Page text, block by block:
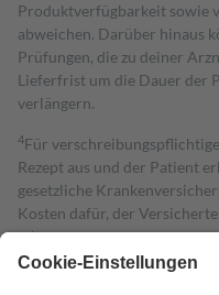
Produktverfügbarkeit sowie
abweichen. Darüber hinaus
Prüfungen, die zu deiner
Lieferfrist um die Dauer der
verlängern.
4Für
Rezept aus und der Patient
gesetzliche
Kosten dafür, der
mit.
Grundsätzlich leisten